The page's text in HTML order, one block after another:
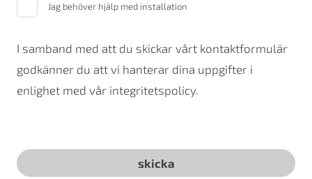
Jag behöver hjälp med installation
I samband med att du skickar vårt kontaktformulär
godkänner du att vi hanterar dina uppgifter i
enlighet med vår integritetspolicy.